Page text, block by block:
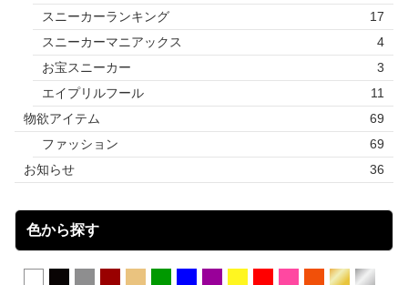
スニーカーランキング
17
スニーカーマニアックス
4
お宝スニーカー
3
エイプリルフール
11
物欲アイテム
69
ファッション
69
お知らせ
36
色から探す